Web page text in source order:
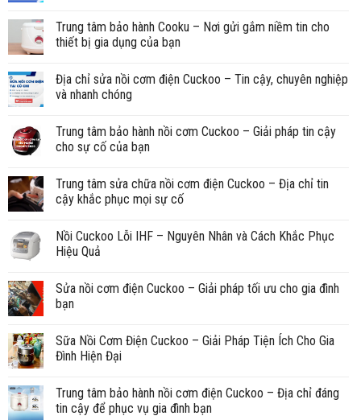
Trung tâm bảo hành Cooku – Nơi gửi gắm niềm tin cho
thiết bị gia dụng của bạn
Địa chỉ sửa nồi cơm điện Cuckoo – Tin cậy, chuyên nghiệp
và nhanh chóng
Trung tâm bảo hành nồi cơm Cuckoo – Giải pháp tin cậy
cho sự cố của bạn
Trung tâm sửa chữa nồi cơm điện Cuckoo – Địa chỉ tin
cậy khắc phục mọi sự cố
Nồi Cuckoo Lỗi IHF – Nguyên Nhân và Cách Khắc Phục
Hiệu Quả
Sửa nồi cơm điện Cuckoo – Giải pháp tối ưu cho gia đình
bạn
Sữa Nồi Cơm Điện Cuckoo – Giải Pháp Tiện Ích Cho Gia
Đình Hiện Đại
Trung tâm bảo hành nồi cơm điện Cuckoo – Địa chỉ đáng
tin cậy để phục vụ gia đình bạn